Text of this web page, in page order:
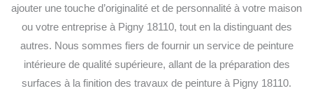
ajouter une touche d’originalité et de personnalité à votre maison
ou votre entreprise à Pigny 18110, tout en la distinguant des
autres. Nous sommes fiers de fournir un service de peinture
intérieure de qualité supérieure, allant de la préparation des
surfaces à la finition des travaux de peinture à Pigny 18110.